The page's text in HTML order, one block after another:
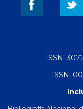
ISSN:
ISSN: